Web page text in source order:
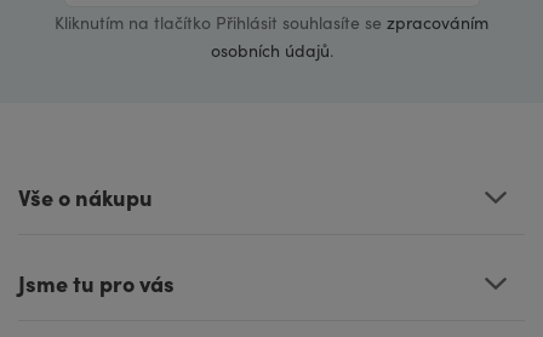
Kliknutím na tlačítko Přihlásit souhlasíte se zpracováním
osobních údajů.
Vše o nákupu
Jsme tu pro vás